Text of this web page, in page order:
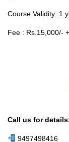
Course Validity: 1
Fee : Rs.15,000/-
Call us for
9497498416